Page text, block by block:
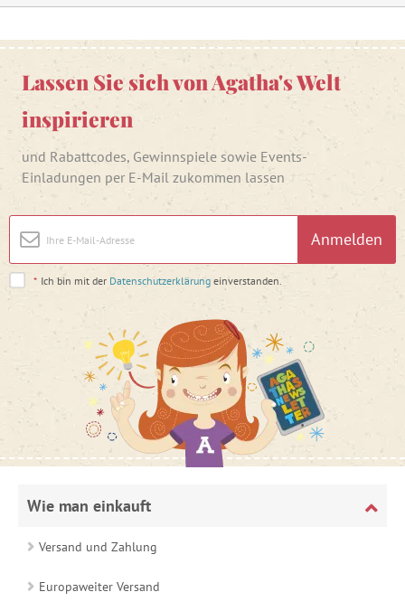
Lassen Sie sich von Agatha's Welt
inspirieren
und Rabattcodes, Gewinnspiele sowie Events-
Einladungen per E-Mail zukommen lassen
Anmelden
* Ich bin mit der Datenschutzerklärung einverstanden.
Wie man einkauft
Versand und Zahlung
Europaweiter Versand